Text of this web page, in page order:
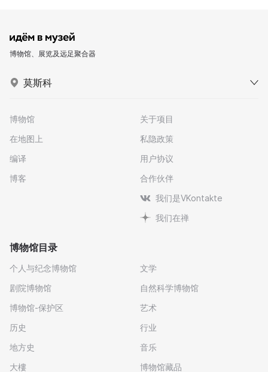
博物馆、展览及远足聚合器
莫斯科
博物馆
在地图上
编译
博客
关于项目
私隐政策
用户协议
合作伙伴
我们是VKontakte
我们在禅
博物馆目录
个人与纪念博物馆
剧院博物馆
博物馆-保护区
历史
地方史
大樓
文学
自然科学博物馆
艺术
行业
音乐
博物馆藏品